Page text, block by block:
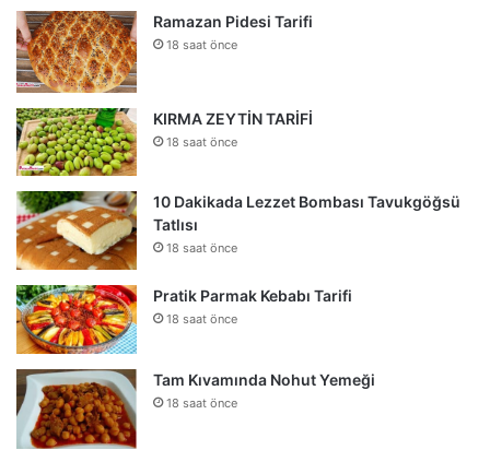
Ramazan Pidesi Tarifi
18 saat önce
KIRMA ZEYTİN TARİFİ
18 saat önce
10 Dakikada Lezzet Bombası Tavukgöğsü
Tatlısı
18 saat önce
Pratik Parmak Kebabı Tarifi
18 saat önce
Tam Kıvamında Nohut Yemeği
18 saat önce